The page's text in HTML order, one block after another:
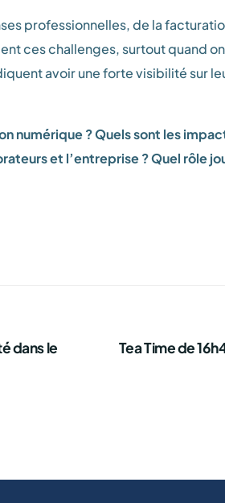
professionnelles, de la
ces challenges, surtout quand on
avoir une forte visibilité sur
numérique ? Quels sont les
et l’entreprise ? Quel rôle
dans le
Tea Time de